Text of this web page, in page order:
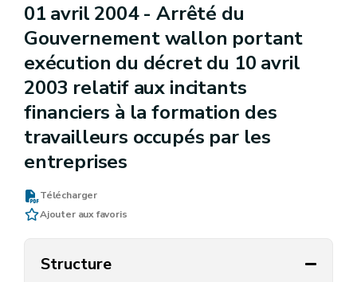
01 avril 2004 -Arrêté du
Gouvernement wallon portant
exécution du décret du 10 avril
2003 relatif aux incitants
financiers à la formation des
travailleurs occupés par les
entreprises
Télécharger
Ajouter aux favoris
Structure